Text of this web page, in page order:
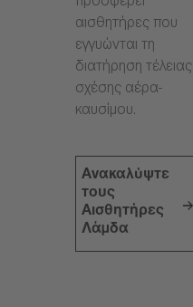
προσφέρει
αισθητήρες που
εγγυώνται τη
διατήρηση τέλειας
σχέσης αέρα-
καυσίμου.
Ανακαλύψτε
τους
Αισθητήρες
Λάμδα